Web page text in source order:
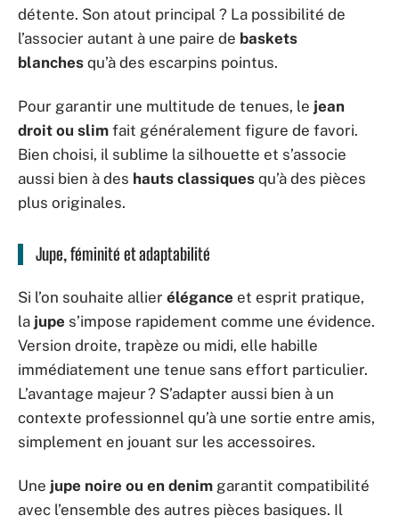
détente. Son atout principal ? La possibilité de
l’associer autant à une paire de baskets
blanches qu’à des escarpins pointus.
Pour garantir une multitude de tenues, le jean
droit ou slim fait généralement figure de favori.
Bien choisi, il sublime la silhouette et s’associe
aussi bien à des hauts classiques qu’à des pièces
plus originales.
Jupe, féminité et adaptabilité
Si l’on souhaite allier élégance et esprit pratique,
la jupe s’impose rapidement comme une évidence.
Version droite, trapèze ou midi, elle habille
immédiatement une tenue sans effort particulier.
L’avantage majeur ? S’adapter aussi bien à un
contexte professionnel qu’à une sortie entre amis,
simplement en jouant sur les accessoires.
Une jupe noire ou en denim garantit compatibilité
avec l’ensemble des autres pièces basiques. Il